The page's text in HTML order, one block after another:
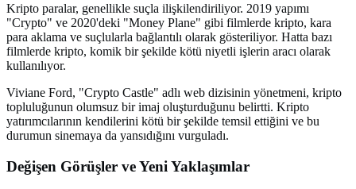
Kripto paralar, genellikle suçla ilişkilendiriliyor. 2019 yapımı
"Crypto" ve 2020'deki "Money Plane" gibi filmlerde kripto, kara
para aklama ve suçlularla bağlantılı olarak gösteriliyor. Hatta bazı
filmlerde kripto, komik bir şekilde kötü niyetli işlerin aracı olarak
kullanılıyor.
Viviane Ford, "Crypto Castle" adlı web dizisinin yönetmeni, kripto
topluluğunun olumsuz bir imaj oluşturduğunu belirtti. Kripto
yatırımcılarının kendilerini kötü bir şekilde temsil ettiğini ve bu
durumun sinemaya da yansıdığını vurguladı.
Değişen Görüşler ve Yeni Yaklaşımlar